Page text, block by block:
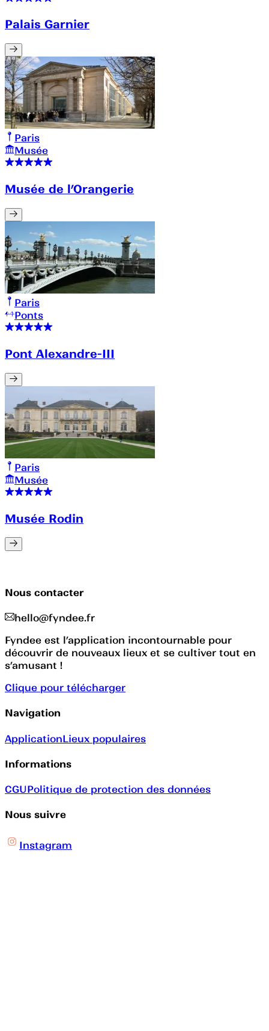
Palais Garnier
Paris
Musée
Musée de l’Orangerie
Paris
Ponts
Pont Alexandre-III
Paris
Musée
Musée Rodin
Nous contacter
hello@fyndee.fr
Fyndee est l’application incontournable pour
découvrir de nouveaux lieux et se cultiver tout en
s’amusant !
Clique pour télécharger
Navigation
ApplicationLieux populaires
Informations
CGUPolitique de protection des données
Nous suivre
Instagram